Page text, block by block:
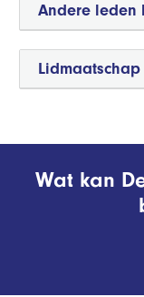
Lidmaatschap
Andere leden
Wat kan